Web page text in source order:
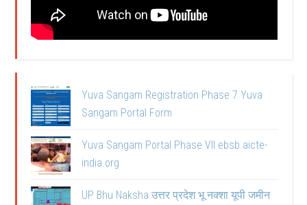
Yuva Sangam Registration Phase 7 Yuva
Sangam Portal Form
Yuva Sangam Portal Phase VII ebsb.aicte-
india.org
UP Bhu Naksha उत्तर प्रदेश भू नक्शा यूपी जमीन